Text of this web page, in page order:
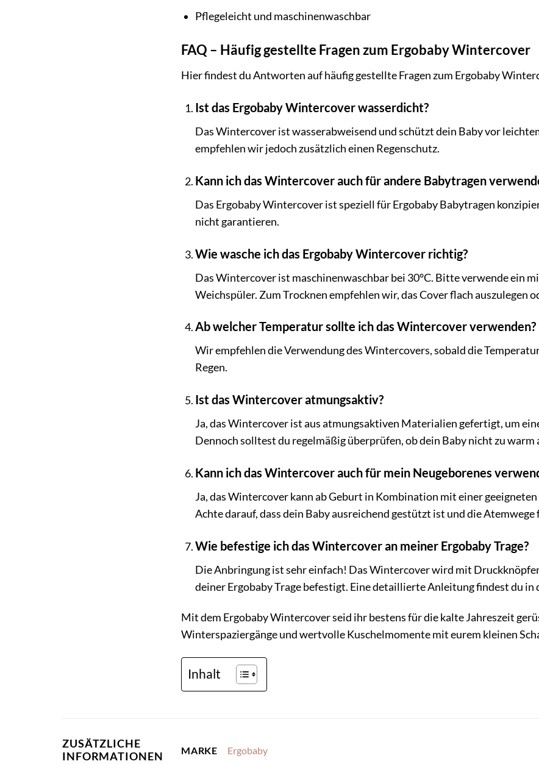
Pflegeleicht und maschinenwaschbar
FAQ – Häufig gestellte Fragen zum Ergobaby Wintercover
Hier findest du Antworten auf häufig gestellte Fragen zum Ergobaby
Ist das Ergobaby Wintercover wasserdicht?
Das Wintercover ist wasserabweisend und schützt dein Baby vor
empfehlen wir jedoch zusätzlich einen Regenschutz.
Kann ich das Wintercover auch für andere Babytragen
Das Ergobaby Wintercover ist speziell für Ergobaby Babytragen
nicht garantieren.
Wie wasche ich das Ergobaby Wintercover richtig?
Das Wintercover ist maschinenwaschbar bei 30°C. Bitte verwende ein
Weichspüler. Zum Trocknen empfehlen wir, das Cover flach auszulegen
Ab welcher Temperatur sollte ich das Wintercover verwenden?
Wir empfehlen die Verwendung des Wintercovers, sobald die
Regen.
Ist das Wintercover atmungsaktiv?
Ja, das Wintercover ist aus atmungsaktiven Materialien gefertigt, um
Dennoch solltest du regelmäßig überprüfen, ob dein Baby nicht zu warm
Kann ich das Wintercover auch für mein Neugeborenes
Ja, das Wintercover kann ab Geburt in Kombination mit einer
Achte darauf, dass dein Baby ausreichend gestützt ist und die Atemwege
Wie befestige ich das Wintercover an meiner Ergobaby Trage?
Die Anbringung ist sehr einfach! Das Wintercover wird mit
deiner Ergobaby Trage befestigt. Eine detaillierte Anleitung findest du
Mit dem Ergobaby Wintercover seid ihr bestens für die kalte Jahreszeit
Winterspaziergänge und wertvolle Kuschelmomente mit eurem kleinen
Inhalt
ZUSÄTZLICHE
INFORMATIONEN
MARKE Ergobaby